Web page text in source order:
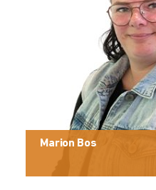
Marion Bos